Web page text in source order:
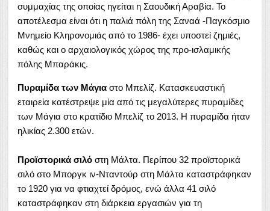
συμμαχίας της οποίας ηγείται η Σαουδική Αραβία. Το
αποτέλεσμα είναι ότι η παλιά πόλη της Σαναά -Παγκόσμιο
Μνημείο Κληρονομιάς από το 1986- έχει υποστεί ζημιές,
καθώς και ο αρχαιολογικός χώρος της προ-ισλαμικής
πόλης Μπαράκις.
Πυραμίδα των Μάγια στο Μπελίζ. Κατασκευαστική
εταιρεία κατέστρεψε μία από τις μεγαλύτερες πυραμίδες
των Μάγια στο κρατίδιο Μπελίζ το 2013. Η πυραμίδα ήταν
ηλικίας 2.300 ετών.
Προϊστορικά σιλό στη Μάλτα. Περίπου 32 προϊστορικά
σιλό στο Μποργκ ιν-Νταντούρ στη Μάλτα καταστράφηκαν
το 1920 για να φτιαχτεί δρόμος, ενώ άλλα 41 σιλό
καταστράφηκαν στη διάρκεια εργασιών για τη